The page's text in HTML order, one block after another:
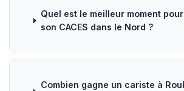
Quel est le meilleur moment
son CACES dans le Nord ?
Combien gagne un cariste à